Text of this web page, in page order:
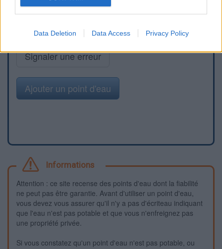
Data Deletion Data Access Privacy Policy
Signaler une erreur
Ajouter un point d'eau
Informations
Attention : ce site recense des points d'eau dont la fiabilité
ne peut pas être garantie. Avant d'utiliser un point d'eau,
vous devez vous assurer qu'il n'y a pas d'écriteau indiquant
que l'eau n'est pas potable et que vous n'enfreignez pas
une propriété privée.
Si vous constatez qu'un point d'eau n'est pas potable, ou